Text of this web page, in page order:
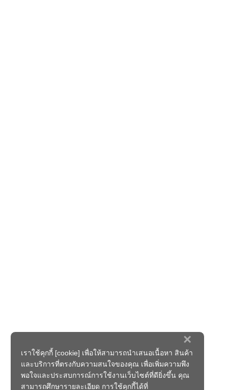
×
เราใช้คุกกี้ [cookie] เพื่อให้สามารถนำเสนอเนื้อหา สินค้า
และบริการที่ตรงกับความสนใจของคุณ เพื่อเพิ่มความพึง
พอใจและประสบการณ์การใช้งานเว็บไซต์ที่ดียิ่งขึ้น คุณ
สามารถศึกษารายละเอียด การใช้คุกกี้ได้ที่